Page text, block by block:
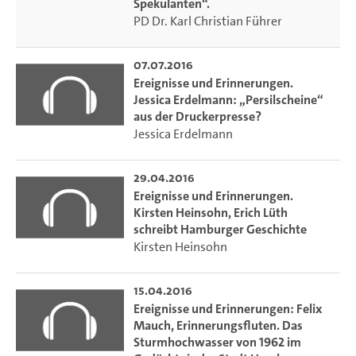
Die Vortragsreihe der Forschungsstelle für Zeitgeschichte
in Hamburg stellt im Sommer 2016 in fünf Vorträgen jüngst
als Buch erschienene oder neue Projekte vor, die zeitlich
von den 1930er bis in die 1990er Jahre reichen. Die Reihe
vermittelt damit nicht nur neueste Erkenntnisse zur
Geschichte Hamburgs, sondern ermöglicht darüber hinaus
einen Einblick in aktuelle Themen und Methoden
bundesdeutscher Stadtgeschichtsforschung.
Karl Christian Führer: Sozialdemokratische Stadtsanierung
und der „Widerstand gegen die Spekulanten“. Hamburg-
Hohenfelde in den 1970er Jahren und die Hausbesetzungen
in der Ekhofstraße
PD Dr. Karl Christian Führer
07.07.2016
Ereignisse und Erinnerungen.
Jessica Erdelmann: „Persilscheine“
aus der Druckerpresse?
Jessica Erdelmann
29.04.2016
Ereignisse und Erinnerungen.
Kirsten Heinsohn, Erich Lüth
schreibt Hamburger Geschichte
Kirsten Heinsohn
15.04.2016
Ereignisse und Erinnerungen: Felix
Mauch, Erinnerungsfluten. Das
Sturmhochwasser von 1962 im